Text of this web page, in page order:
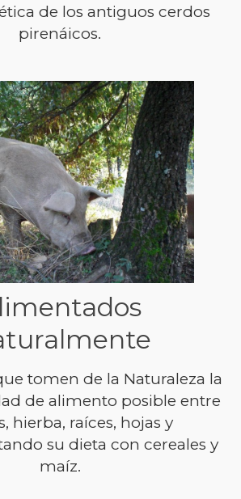
de los antiguos cerdos
pirenáicos.
tomen de la Naturaleza la
de alimento posible entre
hierba, raíces, hojas y
su dieta con cereales y
maíz.